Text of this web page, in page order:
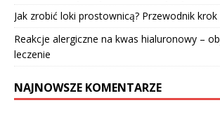
Jak zrobić loki prostownicą? Przewodnik
Reakcje alergiczne na kwas hialuronowy –
leczenie
NAJNOWSZE KOMENTARZE